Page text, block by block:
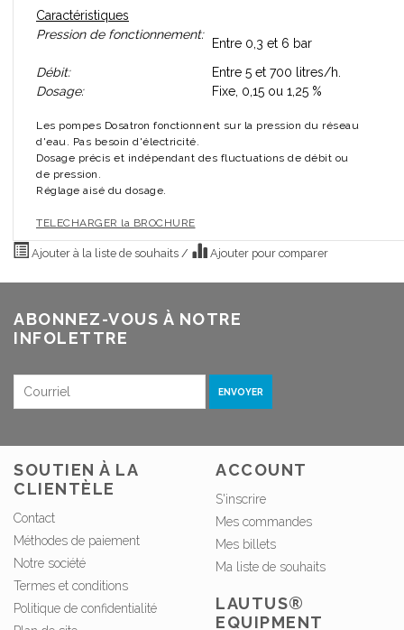
Caractéristiques
Pression de fonctionnement:
Entre 0,3 et 6 bar
Débit:
Entre 5 et 700 litres/h.
Dosage:
Fixe, 0,15 ou 1,25 %
Les pompes Dosatron fonctionnent sur la pression du réseau
d'eau. Pas besoin d'électricité.
Dosage précis et indépendant des fluctuations de débit ou
de pression.
Réglage aisé du dosage.
TELECHARGER la BROCHURE
Ajouter à la liste de souhaits / Ajouter pour comparer
ABONNEZ-VOUS À NOTRE
INFOLETTRE
ENVOYER
SOUTIEN À LA
CLIENTÈLE
Contact
Méthodes de paiement
Notre société
Termes et conditions
Politique de confidentialité
ACCOUNT
S'inscrire
Mes commandes
Mes billets
Ma liste de souhaits
LAUTUS®
EQUIPMENT